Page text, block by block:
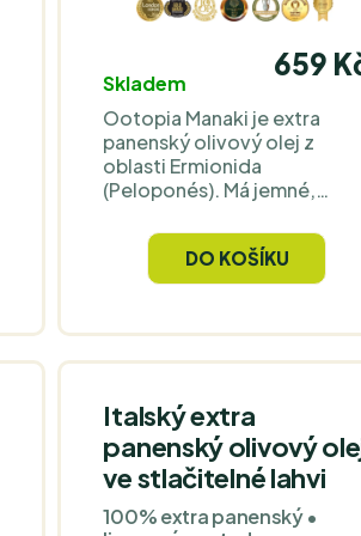
Skladem
659
Ootopia Manaki je extra
panenský olivový olej z
oblasti Ermionida
(Peloponés). Má jemné,
(červené ovoce, mandle,
čerstvě posečená tráva) a
vyváženou hořkost i
elegantním dárkovém
DO KOŠÍKU
Italský extra
panenský olivový
ve stlačitelné lahvi
100% extra panenský •